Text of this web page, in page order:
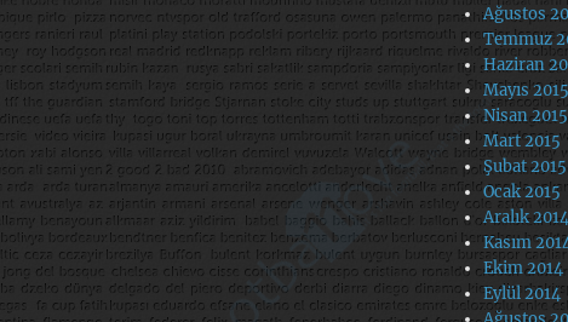
Ağustos
Temmuz
Haziran
Mayıs 2015
Nisan 2015
Mart 2015
Şubat 2015
Ocak 2015
Aralık 2014
Kasım
Ekim 2014
Eylül 2014